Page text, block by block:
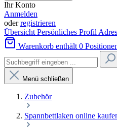
Ihr Konto
Anmelden
oderregistrieren
Übersicht Persönliches Profil
Warenkorb enthält 0
Menü schließen
Zubehör
Spannbettlaken online